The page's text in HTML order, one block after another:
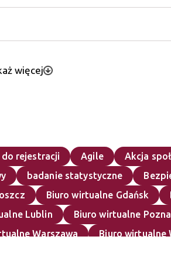
więcej
do rejestracji Agile Akcja
badanie statystyczne
Biuro wirtualne Gdańsk
Lublin Biuro wirtualne
Warszawa Biuro wirtualne